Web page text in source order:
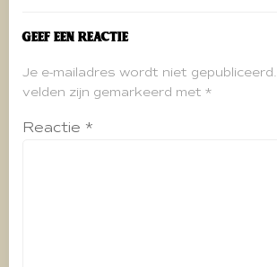
Geef een reactie
Je e-mailadres wordt niet gepubliceerd.
velden zijn gemarkeerd met *
Reactie *